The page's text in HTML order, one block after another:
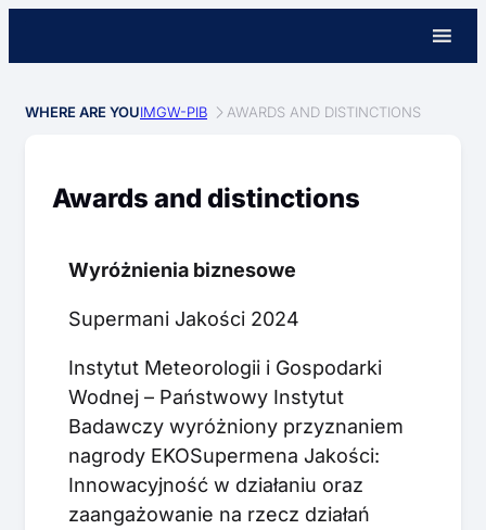
WHERE ARE YOUIMGW-PIB AWARDS AND DISTINCTIONS
Awards and distinctions
Wyróżnienia biznesowe
Supermani Jakości 2024
Instytut Meteorologii i Gospodarki
Wodnej – Państwowy Instytut
Badawczy wyróżniony przyznaniem
nagrody EKOSupermena Jakości:
Innowacyjność w działaniu oraz
zaangażowanie na rzecz działań